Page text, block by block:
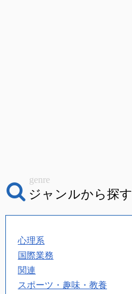
ジャンルから探す
genre
心理系
国際業務
関連
スポーツ・趣味・教養